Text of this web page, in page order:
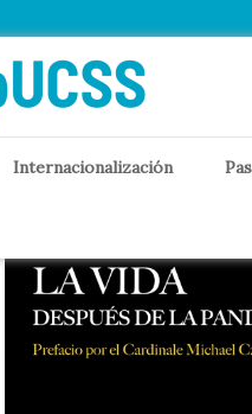
Internacionalización